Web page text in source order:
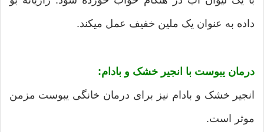
داده به عنوان یک ملین خفیف عمل میکند.
درمان یبوست با انجیر خشک و بادام:
انجیر خشک و بادام نیز برای درمان خانگی یبوست مزمن
موثر است.